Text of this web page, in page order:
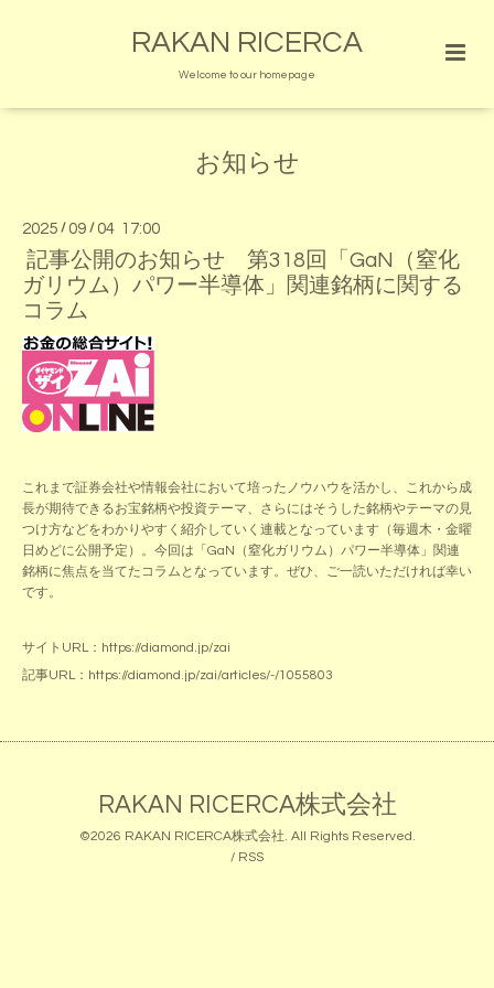
RAKAN RICERCA
Welcome to our homepage
お知らせ
2025 / 09 / 04 17:00
記事公開のお知らせ 第318回「GaN（窒化
ガリウム）パワー半導体」関連銘柄に関する
コラム
これまで証券会社や情報会社において培ったノウハウを活かし、これから成
長が期待できるお宝銘柄や投資テーマ、さらにはそうした銘柄やテーマの見
つけ方などをわかりやすく紹介していく連載となっています（毎週木・金曜
日めどに公開予定）。今回は「GaN（窒化ガリウム）パワー半導体」関連
銘柄に焦点を当てたコラムとなっています。ぜひ、ご一読いただければ幸い
です。
サイトURL： https://diamond.jp/zai
記事URL： https://diamond.jp/zai/articles/-/1055803
RAKAN RICERCA株式会社
©2026 RAKAN RICERCA株式会社. All Rights Reserved.
/ RSS